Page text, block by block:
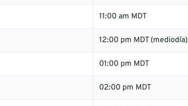
11:00 am MDT
12:00 pm MDT (mediodía)
01:00 pm MDT
02:00 pm MDT